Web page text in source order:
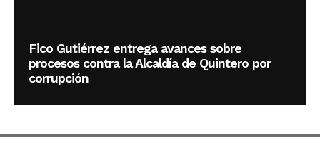
Fico Gutiérrez entrega avances sobre
procesos contra la Alcaldía de Quintero por
corrupción